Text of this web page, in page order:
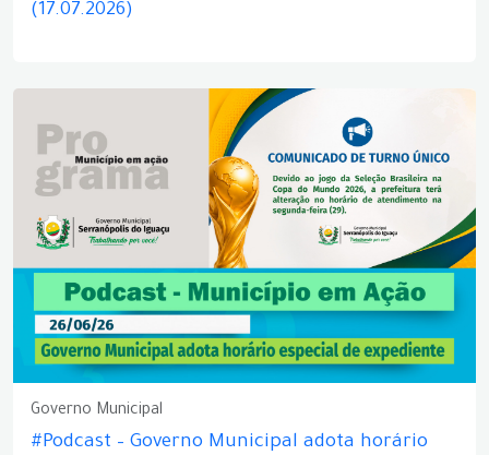
(17.07.2026)
Governo Municipal
#Podcast – Governo Municipal adota horário